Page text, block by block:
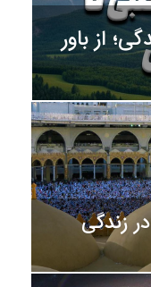
از باور
زندگی